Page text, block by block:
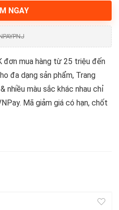
NGAY
đơn mua hàng từ 25 triệu đến
đa dạng sản phẩm, Trang
nhiều màu sắc khác nhau chỉ
Mã giảm giá có hạn, chốt